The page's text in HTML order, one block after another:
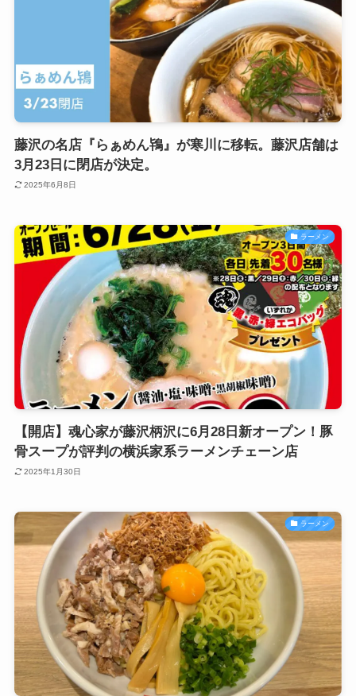
藤沢の名店『らぁめん鴇』が寒川に移転。藤沢店舗は
3月23日に閉店が決定。
2025年6月8日
ラーメン
【開店】魂心家が藤沢柄沢に6月28日新オープン！豚
骨スープが評判の横浜家系ラーメンチェーン店
2025年1月30日
ラーメン